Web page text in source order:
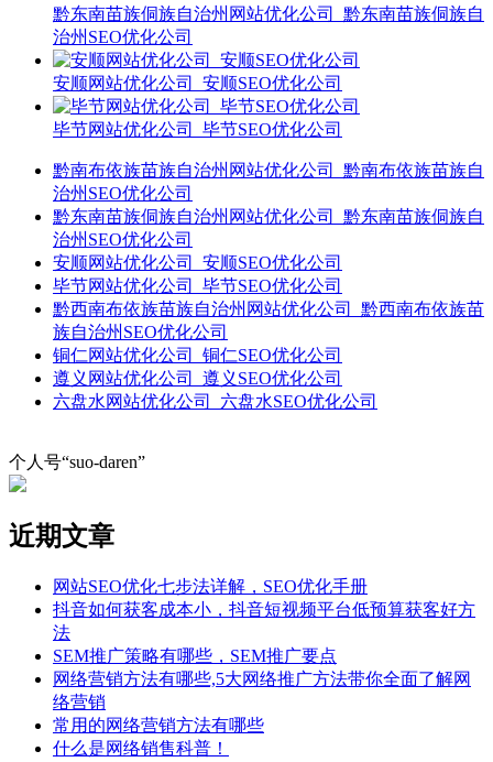
黔东南苗族侗族自治州网站优化公司_黔东南苗族侗族自
治州SEO优化公司
安顺网站优化公司_安顺SEO优化公司
毕节网站优化公司_毕节SEO优化公司
黔南布依族苗族自治州网站优化公司_黔南布依族苗族自
治州SEO优化公司
黔东南苗族侗族自治州网站优化公司_黔东南苗族侗族自
治州SEO优化公司
安顺网站优化公司_安顺SEO优化公司
毕节网站优化公司_毕节SEO优化公司
黔西南布依族苗族自治州网站优化公司_黔西南布依族苗
族自治州SEO优化公司
铜仁网站优化公司_铜仁SEO优化公司
遵义网站优化公司_遵义SEO优化公司
六盘水网站优化公司_六盘水SEO优化公司
个人号“suo-daren”
近期文章
网站SEO优化七步法详解，SEO优化手册
抖音如何获客成本小，抖音短视频平台低预算获客好方
法
SEM推广策略有哪些，SEM推广要点
网络营销方法有哪些,5大网络推广方法带你全面了解网
络营销
常用的网络营销方法有哪些
什么是网络销售科普！